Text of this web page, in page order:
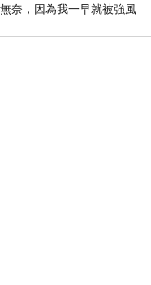
像啊~哈哈哈哈~
，因為我一早就被強風